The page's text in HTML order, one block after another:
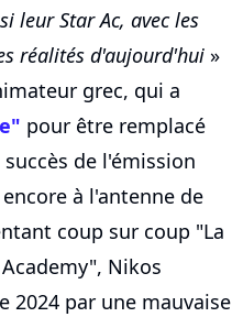
leur Star Ac, avec les
réalités d'aujourd'hui »
grec, qui a
pour être remplacé
de l'émission
à l'antenne de
coup sur coup "La
Nikos
2024 par une mauvaise